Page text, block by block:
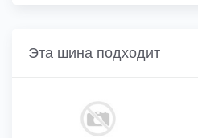
Эта шина подходит